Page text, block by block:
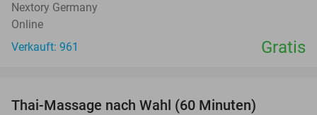
Nextory Germany
Online
Verkauft: 961
Gratis
Thai-Massage nach Wahl (60 Minuten)